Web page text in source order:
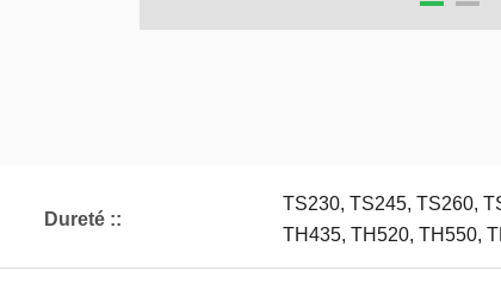
Dureté ::
TS230, TS245, TS260,
TH435, TH520, TH550,